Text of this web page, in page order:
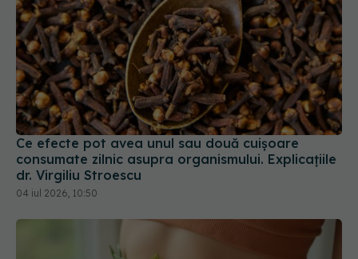
Ce efecte pot avea unul sau două cuișoare
consumate zilnic asupra organismului. Explicațiile
dr. Virgiliu Stroescu
04 iul 2026, 10:50